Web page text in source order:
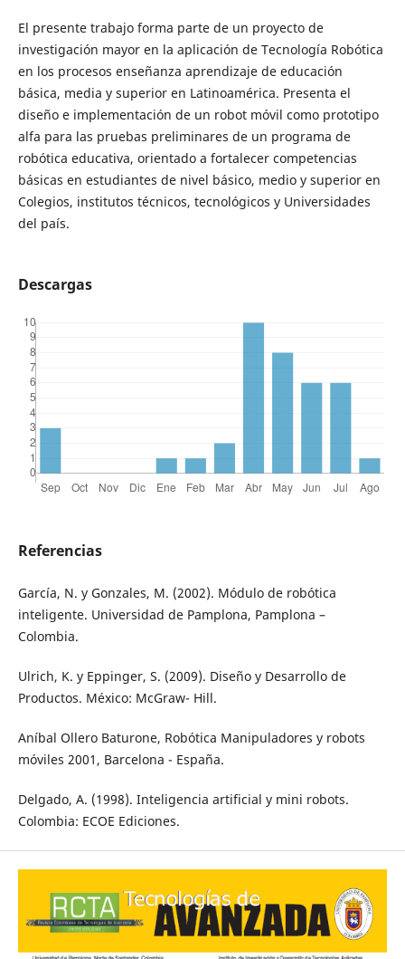
El presente trabajo forma parte de un proyecto de
investigación mayor en la aplicación de Tecnología Robótica
en los procesos enseñanza aprendizaje de educación
básica, media y superior en Latinoamérica. Presenta el
diseño e implementación de un robot móvil como prototipo
alfa para las pruebas preliminares de un programa de
robótica educativa, orientado a fortalecer competencias
básicas en estudiantes de nivel básico, medio y superior en
Colegios, institutos técnicos, tecnológicos y Universidades
del país.
Descargas
Referencias
García, N. y Gonzales, M. (2002). Módulo de robótica
inteligente. Universidad de Pamplona, Pamplona –
Colombia.
Ulrich, K. y Eppinger, S. (2009). Diseño y Desarrollo de
Productos. México: McGraw- Hill.
Aníbal Ollero Baturone, Robótica Manipuladores y robots
móviles 2001, Barcelona - España.
Delgado, A. (1998). Inteligencia artificial y mini robots.
Colombia: ECOE Ediciones.